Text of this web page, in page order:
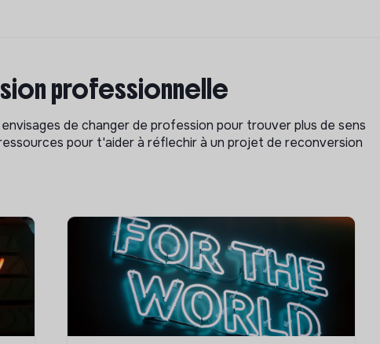
professionnelle
de changer de profession pour trouver plus de sens
pour t'aider à réflechir à un projet de reconversion